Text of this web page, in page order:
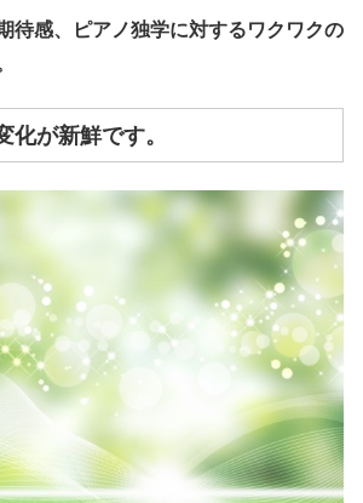
待感、ピアノ独学に対するワクワクの
化が新鮮です。